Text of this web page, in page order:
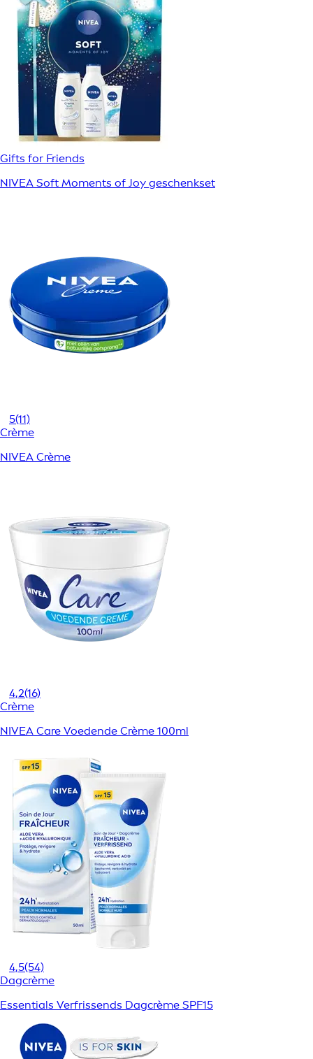
Gifts for Friends
NIVEA Soft Moments of Joy geschenkset
5(11)
Crème
NIVEA Crème
4,2(16)
Crème
NIVEA Care Voedende Crème 100ml
4,5(54)
Dagcrème
Essentials Verfrissends Dagcrème SPF15